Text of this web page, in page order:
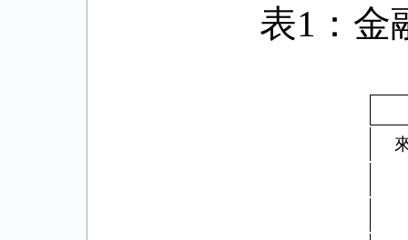
表1 ：